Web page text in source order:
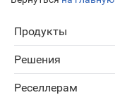
Продукты
Решения
Реселлерам